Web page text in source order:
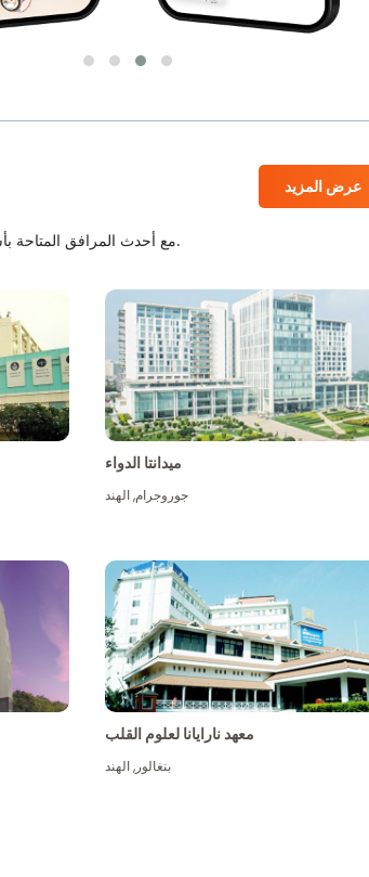
عرض المزيد
المستشفيات المعتمدة من JCI و NABH مع أحدث المرافق المتاحة بأسعار معقولة إلى جانب أفضل الطاقم الطبي.
ميدانتا الدواء
جوروجرام,الهند
معهد نارايانا لعلوم القلب
بنغالور,الهند